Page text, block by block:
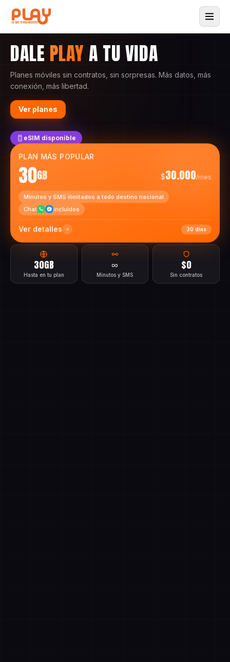
DALE PLAYA TU VIDA
Planes móviles sin contratos, sin sorpresas. Más datos, más
conexión, más libertad.
Ver planes
eSIM disponible
PLAN MÁS POPULAR
30GB $30.000/mes
Minutos y SMS ilimitados a todo destino nacional
Chat incluidos
Ver detalles 30 días
30GB
Hasta en tu plan
∞
Minutos y SMS
$0
Sin contratos